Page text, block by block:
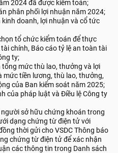
2024 đã được kiểm toán;
phân phối lợi nhuận năm 2024;
doanh, lợi nhuận và cổ tức
tổ chức kiểm toán để thực
chính, Báo cáo tỷ lệ an toàn tài
ty;
tổng mức thù lao, thưởng và lợi
mức tiền lương, thù lao, thưởng,
của Ban kiểm soát năm 2025;
của pháp luật và Điều lệ Công ty
sở hữu chứng khoán trong
dạng chứng từ điện tử với
thời gửi cho VSDC Thông báo
chứng từ điện tử để xác nhận
các thông tin trong Danh sách